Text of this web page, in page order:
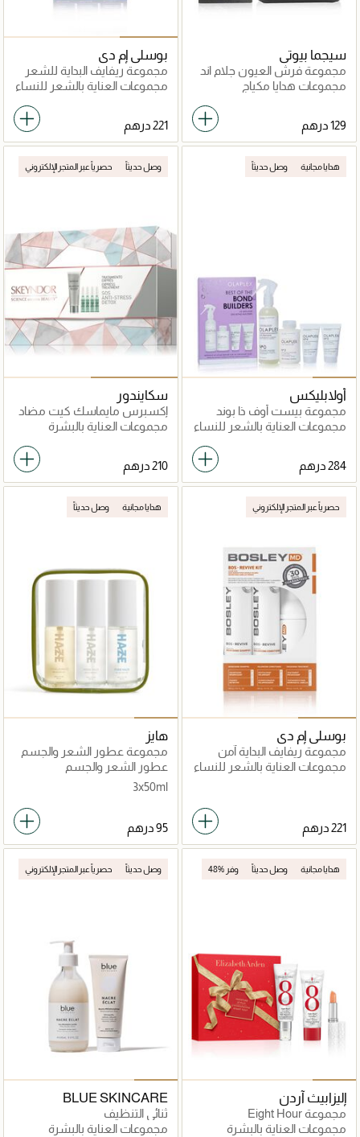
سيجما بيوتي
مجموعة فرش العيون جلام اند
جو ميني - مناسبة للسفر
مجموعات هدايا مكياج
بوسلي إم دي
مجموعة ريفايف البداية للشعر
غير المعالج بالألوان
مجموعات العناية بالشعر للنساء
هدايا مجانية وصل حديثاً
أولابليكس
مجموعة بيست أوف ذا بوند
بيلدرز
مجموعات العناية بالشعر للنساء
وصل حديثاً حصرياً عبر المتجر الإلكتروني
سكايندور
إكسبرس مايماسك كيت مضاد
للتوتر وتطهير الجسم
مجموعات العناية بالبشرة
حصرياً عبر المتجر الإلكتروني
بوسلي إم دي
مجموعة ريفايف البداية آمن
للشعر المصبوغ
مجموعات العناية بالشعر للنساء
هدايا مجانية وصل حديثاً
هايز
مجموعة عطور الشعر والجسم
للسفر
عطور الشعر والجسم
3x50ml
هدايا مجانية وصل حديثاً وفر %48
إليزابيث آردن
مجموعة Eight Hour
مجموعات العناية بالبشرة
وصل حديثاً حصرياً عبر المتجر الإلكتروني
BLUE SKINCARE
ثنائي التنظيف
مجموعات العناية بالبشرة